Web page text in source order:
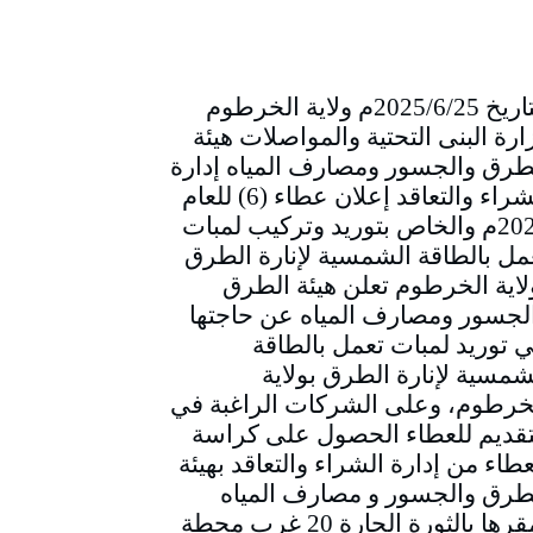
التاريخ 2025/6/25م ولاية الخرطوم
البنى التحتية والمواصلات هيئة
والجسور ومصارف المياه إدارة
الشراء والتعاقد إعلان عطاء (6) للعام
2025م والخاص بتوريد وتركيب لمبات
بالطاقة الشمسية لإنارة الطرق
الخرطوم تعلن هيئة الطرق
ومصارف المياه عن حاجتها
توريد لمبات تعمل بالطاقة
لإنارة الطرق بولاية
وعلى الشركات الراغبة في
للعطاء الحصول على كراسة
من إدارة الشراء والتعاقد بهيئة
والجسور و مصارف المياه
بمقرها بالثورة الحارة 20 غرب محطة